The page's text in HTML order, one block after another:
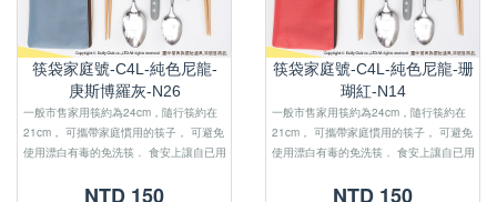
筷袋家庭號-C4L-純色尼龍-
庚斯博羅灰-N26
一般市售家用筷約為24cm，隨行筷約在
21cm， 可攜帶家庭慣用的筷子， 可避免
使用漂白有毒的免洗筷． 食安上讓自已用
尺寸上適合四口之家外出使用．
NTD 150
筷袋家庭號-C4L-純色尼龍-珊
瑚紅-N14
一般市售家用筷約為24cm，隨行筷約在
21cm， 可攜帶家庭慣用的筷子， 可避免
使用漂白有毒的免洗筷． 食安上讓自已用
尺寸上適合四口之家外出使用．
NTD 150